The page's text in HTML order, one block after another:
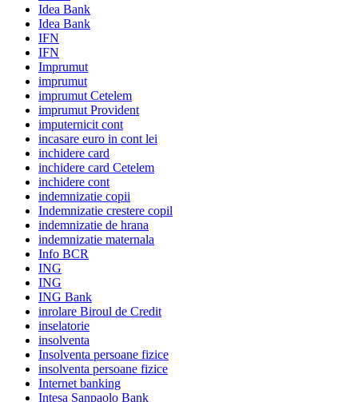
Idea Bank
Idea Bank
IFN
IFN
Imprumut
imprumut
imprumut Cetelem
imprumut Provident
imputernicit cont
incasare euro in cont lei
inchidere card
inchidere card Cetelem
inchidere cont
indemnizatie copii
Indemnizatie crestere copil
indemnizatie de hrana
indemnizatie maternala
Info BCR
ING
ING
ING Bank
inrolare Biroul de Credit
inselatorie
insolventa
Insolventa persoane fizice
insolventa persoane fizice
Internet banking
Intesa Sanpaolo Bank